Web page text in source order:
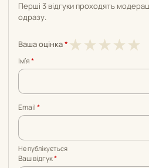
Перші 3 відгуки проходять
одразу.
Ваша оцінка* ★
★4
5
★3
5
★2
5
★1
5
Імʼя*
Email*
Не публікується
Ваш відгук*